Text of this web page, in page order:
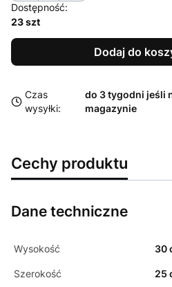
Dostępność:
23 szt
Dodaj do
Czas
wysyłki:
do 3 tygodni jeśli
magazynie
Cechy produktu
Dane techniczne
Wysokość 30
Szerokość 25